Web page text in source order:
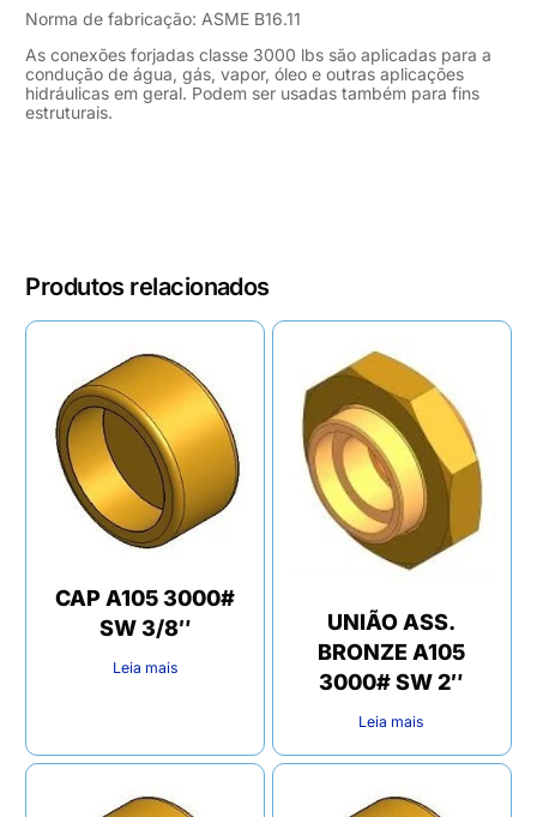
Norma de fabricação: ASME B16.11
As conexões forjadas classe 3000 lbs são aplicadas para a
condução de água, gás, vapor, óleo e outras aplicações
hidráulicas em geral. Podem ser usadas também para fins
estruturais.
Produtos relacionados
CAP A105 3000#
SW 3/8″
Leia mais
UNIÃO ASS.
BRONZE A105
3000# SW 2″
Leia mais